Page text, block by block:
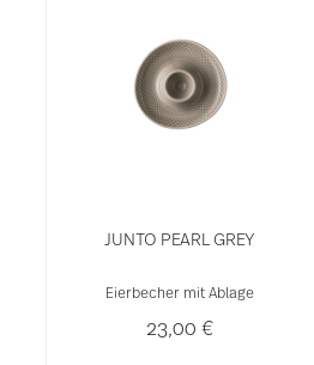
JUNTO PEARL GREY
Eierbecher mit Ablage
23,00 €